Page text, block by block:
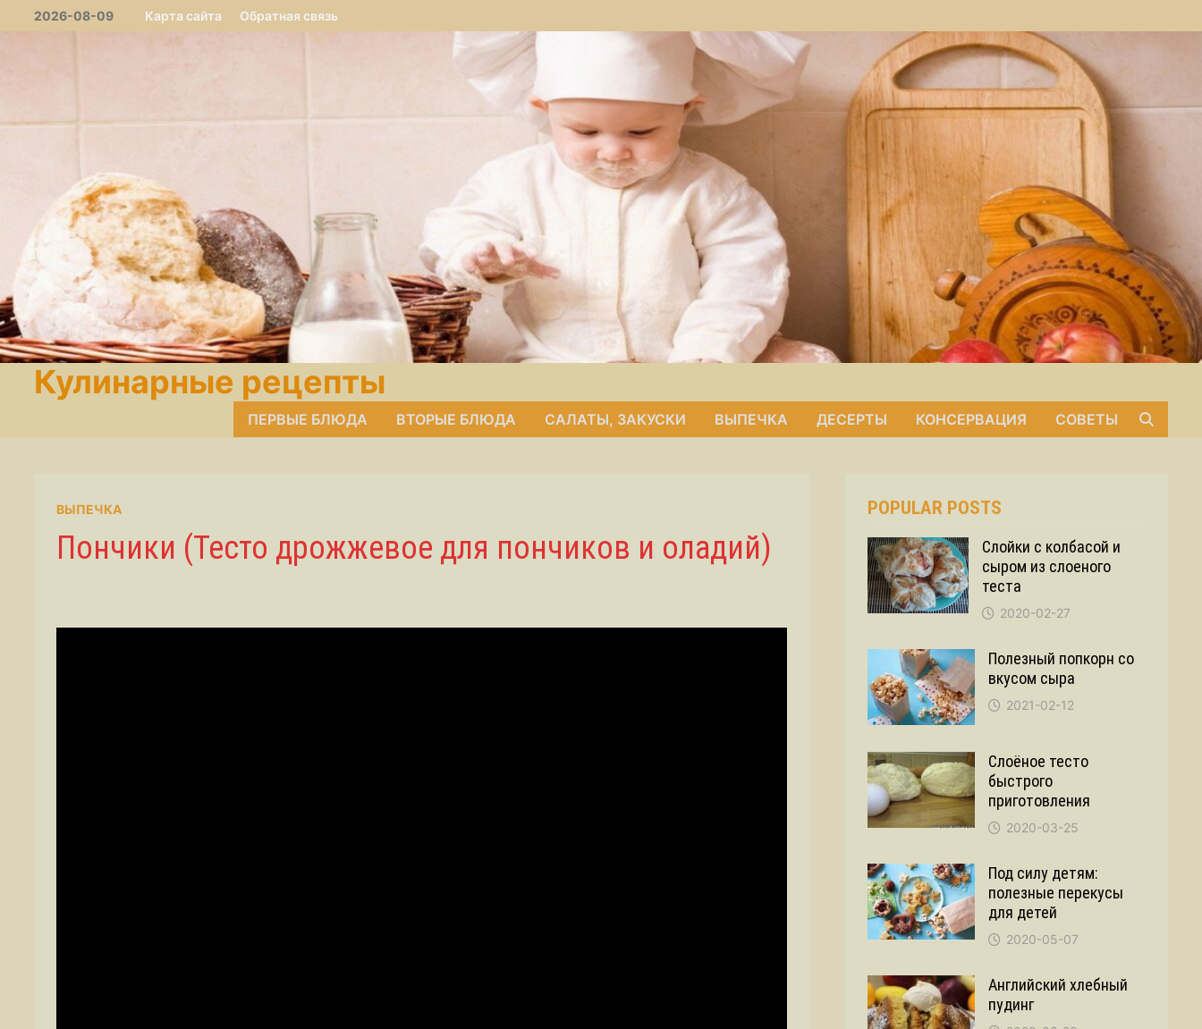
Перейти2026-08-09 Карта сайта Обратная связь
Кулинарные рецепты
ПЕРВЫЕ БЛЮДА ВТОРЫЕ БЛЮДА САЛАТЫ, ЗАКУСКИ ВЫПЕЧКА ДЕСЕРТЫ КОНСЕРВАЦИЯ СОВЕТЫ
ВЫПЕЧКА
Пончики (Тесто дрожжевое для пончиков и оладий)
POPULAR POSTS
Слойки с колбасой и
сыром из слоеного
теста
2020-02-27
Полезный попкорн со
вкусом сыра
2021-02-12
Слоёное тесто
быстрого
приготовления
2020-03-25
Под силу детям:
полезные перекусы
для детей
2020-05-07
Английский хлебный
пудинг